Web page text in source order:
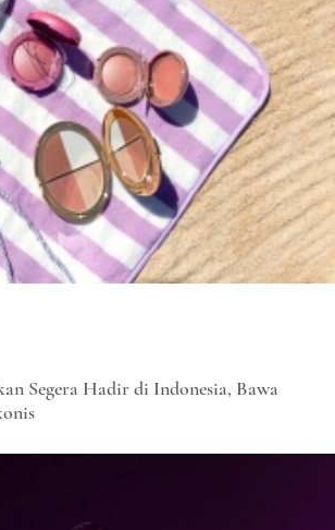
Segera Hadir di Indonesia, Bawa